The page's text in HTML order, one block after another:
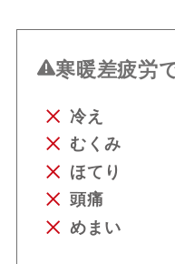
寒暖差疲労
冷え
むくみ
ほてり
頭痛
めまい